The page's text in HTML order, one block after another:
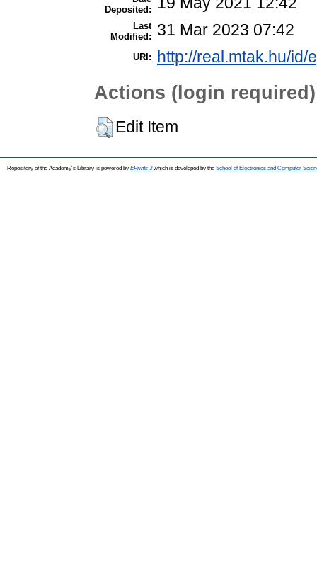
Deposited:
Last
Modified:
31 Mar 2023 07:42
URI: http://real.mtak.hu/id/
Actions (login required)
Edit Item
Repository of the Academy's Library is powered by EPrints 3which is developed by the School of Electronics and Computer